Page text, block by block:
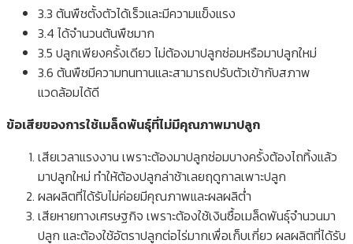
3.3 ต้นพืชตั้งตัวได้เร็วและมีความแข็งแรง
3.4 ได้จำนวนต้นพืชมาก
3.5 ปลูกเพียงครั้งเดียว ไม่ต้องมาปลูกซ่อมหรือมาปลูกใหม่
3.6 ต้นพืชมีความทนทานและสามารถปรับตัวเข้ากับสภาพ
แวดล้อมได้ดี
ข้อเสียของการใช้เมล็ดพันธุ์ที่ไม่มีคุณภาพมาปลูก
เสียเวลาแรงงาน เพราะต้องมาปลูกซ่อมบางครั้งต้องไถทิ้งแล้ว
มาปลูกใหม่ ทำให้ต้องปลูกล่าช้าเลยฤดูกาลเพาะปลูก
ผลผลิตที่ได้รับไม่ค่อยมีคุณภาพและผลผลิต่ำ
เสียหายทางเศรษฐกิจ เพราะต้องใช้เงินซื้อเมล็ดพันธุ์จำนวนมา
ปลูก และต้องใช้อัตราปลูกต่อไร่มากเพื่อเก็บเกี่ยว ผลผลิตที่ได้รับ